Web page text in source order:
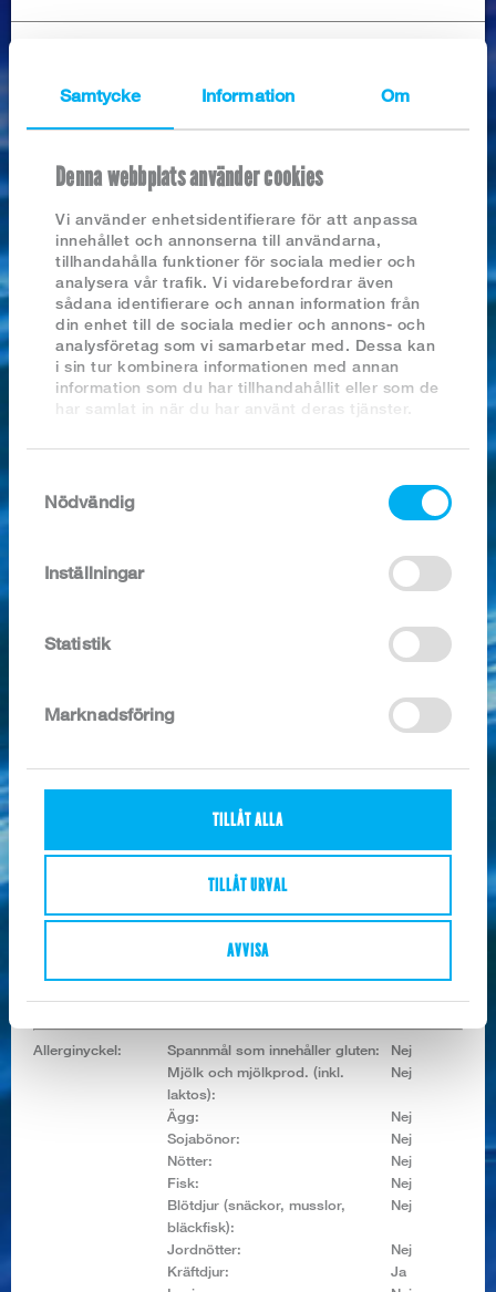
Samtycke Information Om
Denna webbplats använder cookies
Vi använder enhetsidentifierare för att anpassa
innehållet och annonserna till användarna,
tillhandahålla funktioner för sociala medier och
analysera vår trafik. Vi vidarebefordrar även
sådana identifierare och annan information från
din enhet till de sociala medier och annons- och
analysföretag som vi samarbetar med. Dessa kan
i sin tur kombinera informationen med annan
information som du har tillhandahållit eller som de
har samlat in när du har använt deras tjänster.
Nödvändig
Inställningar
Statistik
Marknadsföring
TILLÅT ALLA
TILLÅT URVAL
AVVISA
Nyhetsarkiv
2026
2025
2024
2023
2022
2021
2020
2019
2018
TIGERRÄKOR RÅA SKALADE, ASC
10 x 300g
Ingredienser / 100g:TIGERRÄKOR 96% (Penaeus Monodon),
vatten, salt, stabiliseringsmedel (E451,
Energivärde:
267/64 KJ/Kcal
Allerginyckel: Spannmål som innehåller gluten:
Nej
Mjölk och mjölkprod. (inkl.
laktos):
Nej
Ägg:
Nej
Sojabönor:
Nej
Nötter:
Nej
Fisk:
Nej
Blötdjur (snäckor, musslor,
bläckfisk):
Nej
Jordnötter:
Nej
Kräftdjur:
Ja